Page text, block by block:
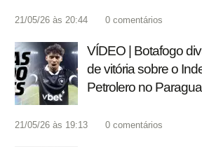
21/05/26 às 20:44 0 comentários
VÍDEO | Botafogo
de vitória sobre o
Petrolero no
21/05/26 às 19:13 0 comentários